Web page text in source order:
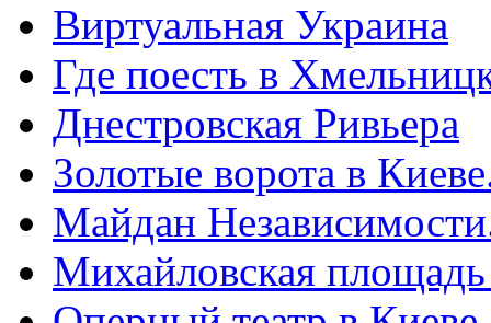
Виртуальная Украина
Где поесть в
Днестровская Ривьера
Золотые ворота в
Майдан
Михайловская